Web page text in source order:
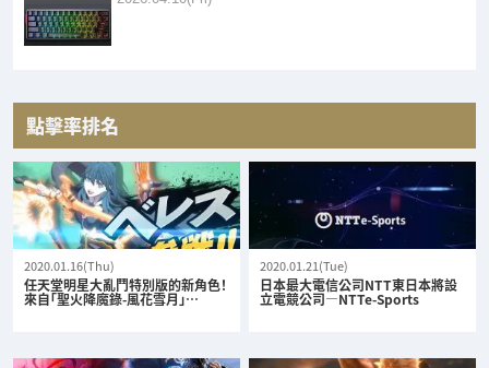
點擊率排名
2020.01.16(Thu)
任天堂明星大亂鬥特別版的新角色！
來自「聖火降魔錄-風花雪月」…
2020.01.21(Tue)
日本最大電信公司NTT東日本將設
立電競公司—NTTe-Sports